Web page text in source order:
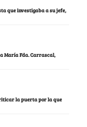
que investigaba a su jefe,
María Fda. Carrascal,
la puerta por la que